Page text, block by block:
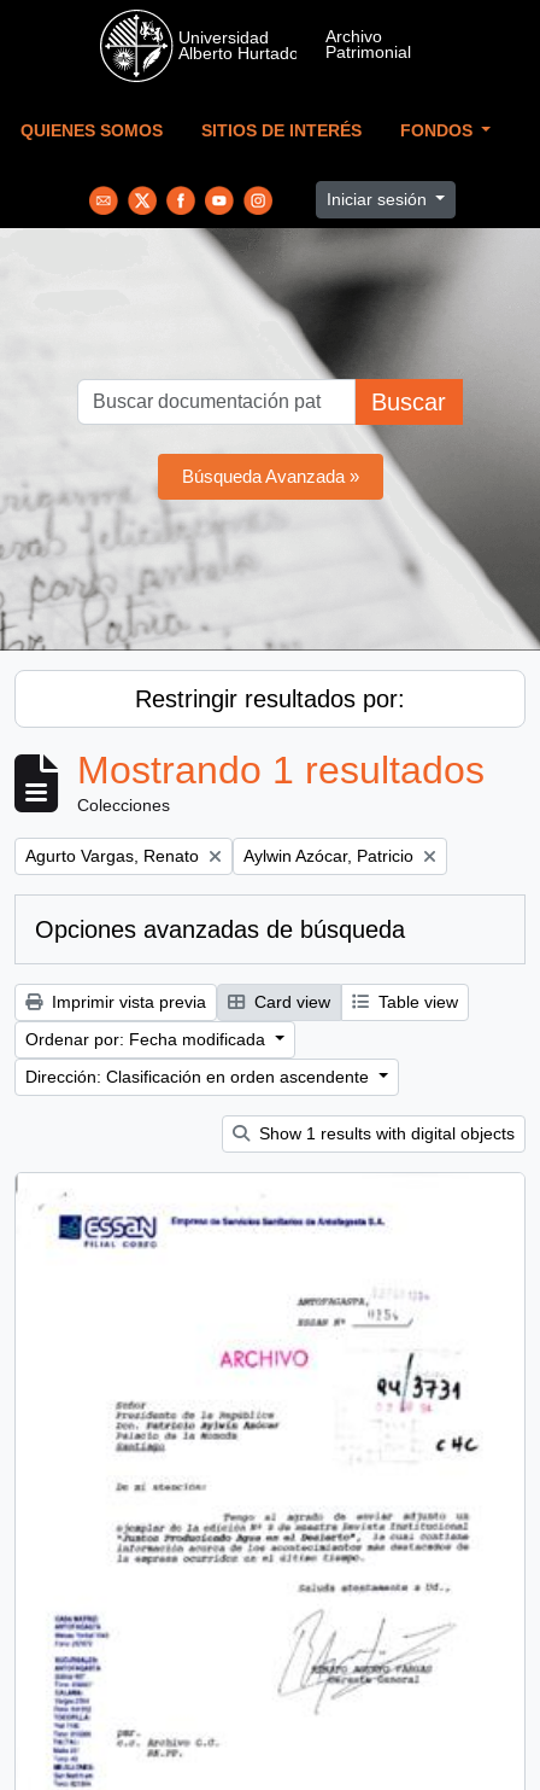
Skip to main content
QUIENES SOMOS SITIOS DE INTERÉS FONDOS
Iniciar sesión
Buscar
Búsqueda Avanzada »
Restringir resultados por:
Mostrando 1 resultados
Colecciones
Remove filter:
Agurto Vargas, Renato Remove filter:
Aylwin Azócar, Patricio
Opciones avanzadas de búsqueda
Imprimir vista previa Card view
Table view
Ordenar por: Fecha modificada
Dirección: Clasificación en orden ascendente
Show 1 results with digital objects